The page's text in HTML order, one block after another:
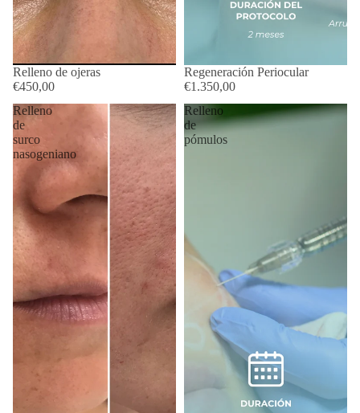
Relleno de ojeras
€450,00
Regeneración Periocular
€1.350,00
Relleno
de
surco
nasogeniano
Relleno
de
pómulos